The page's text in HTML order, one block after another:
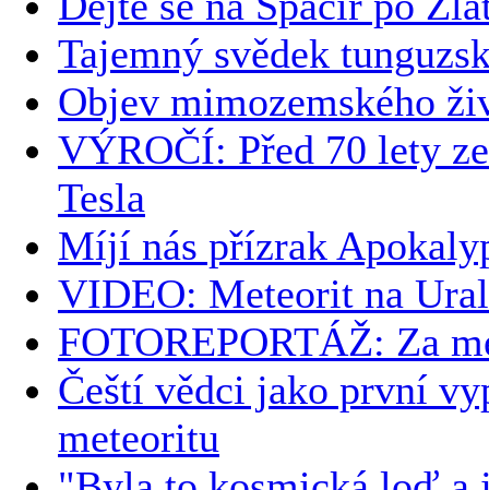
Tajemný svědek
Objev mimozemského
VÝROČÍ: Před 70 lety
Tesla
Míjí nás přízrak
VIDEO: Meteorit na
FOTOREPORTÁŽ: Za
Čeští vědci jako první
meteoritu